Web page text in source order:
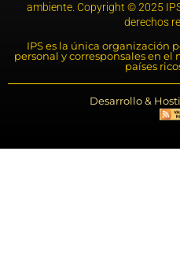
ambiente. Copyright © 2025
derechos
IPS es la única organización
personal y corresponsales en
países
Desarrollo &